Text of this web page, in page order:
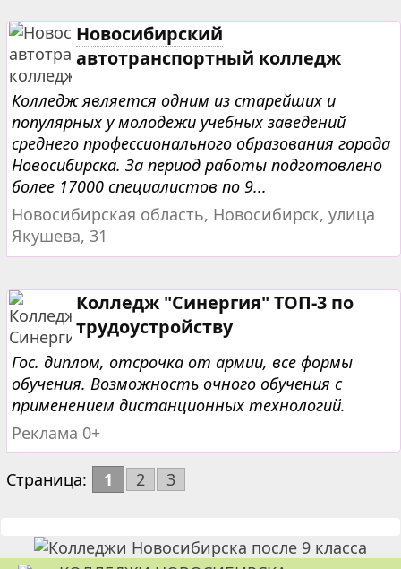
Новосибирский
автотранспортный колледж
Колледж является одним из старейших и
популярных у молодежи учебных заведений
среднего профессионального образования города
Новосибирска. За период работы подготовлено
более 17000 специалистов по 9...
Новосибирская область, Новосибирск, улица
Якушева, 31
Колледж "Синергия" ТОП-3 по
трудоустройству
Гос. диплом, отсрочка от армии, все формы
обучения. Возможность очного обучения с
применением дистанционных технологий.
Реклама 0+
Страница: 1 2 3